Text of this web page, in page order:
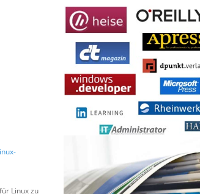
Linux zu